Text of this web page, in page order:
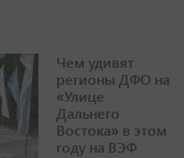
Чем удивят
регионы ДФО на
«Улице
Дальнего
Востока» в этом
году на ВЭФ